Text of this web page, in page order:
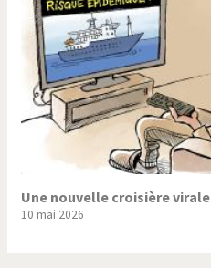
Une nouvelle croisière virale
10 mai 2026